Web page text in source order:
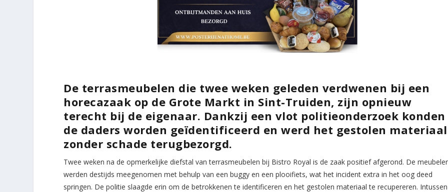
De terrasmeubelen die twee weken geleden verdwenen bij een
horecazaak op de Grote Markt in Sint-Truiden, zijn opnieuw
terecht bij de eigenaar. Dankzij een vlot politieonderzoek konden
de daders worden geïdentificeerd en werd het gestolen materiaal
zonder schade terugbezorgd.
Twee weken na de opmerkelijke diefstal van terrasmeubelen bij Bistro Royal is de zaak positief afgerond. De
werden destijds meegenomen met behulp van een buggy en een plooifiets, wat het incident extra in het oog deed
springen. De politie slaagde erin om de betrokkenen te identificeren en het gestolen materiaal te recupereren. Intussen